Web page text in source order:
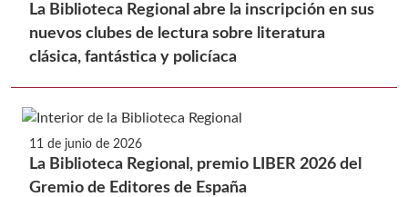
La Biblioteca Regional abre la inscripción en sus
nuevos clubes de lectura sobre literatura
clásica, fantástica y policíaca
11 de junio de 2026
La Biblioteca Regional, premio LIBER 2026 del
Gremio de Editores de España